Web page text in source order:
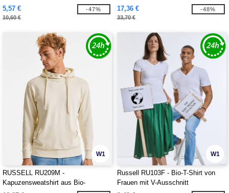
5,57 €
10,60 €
-47%
17,36 €
33,70 €
-48%
W1
RUSSELL RU209M -
Kapuzensweatshirt aus Bio-
W1
Russell RU103F - Bio-T-Shirt von
Frauen mit V-Ausschnitt